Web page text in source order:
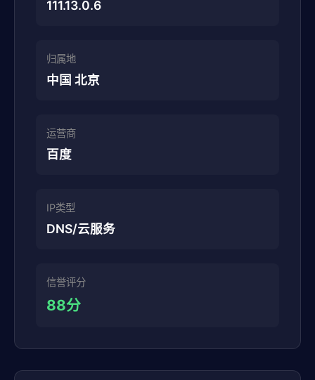
111.13.0.6
归属地
中国 北京
运营商
百度
IP类型
DNS/云服务
信誉评分
88分